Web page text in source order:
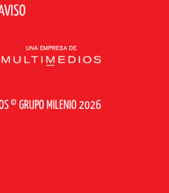
© GRUPO MILENIO 2026